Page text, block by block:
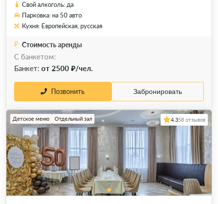
Свой алкоголь: да
Парковка: на 50 авто
Кухня: Европейская, русская
Стоимость аренды
С банкетом:
Банкет: от 2500 ₽/чел.
Позвонить Забронировать
Детское меню Отдельный зал 4.358 отзывов